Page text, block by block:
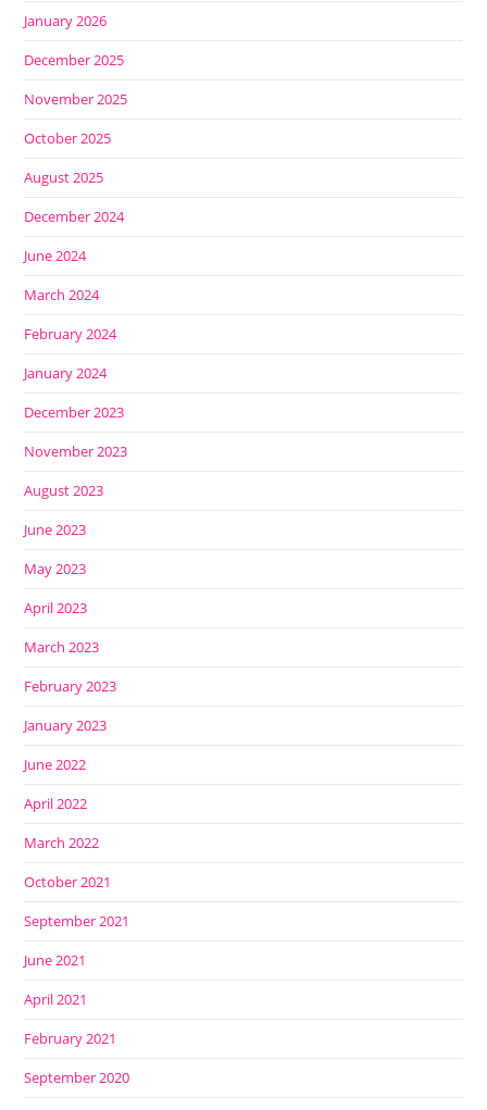
January 2026
December 2025
November 2025
October 2025
August 2025
December 2024
June 2024
March 2024
February 2024
January 2024
December 2023
November 2023
August 2023
June 2023
May 2023
April 2023
March 2023
February 2023
January 2023
June 2022
April 2022
March 2022
October 2021
September 2021
June 2021
April 2021
February 2021
September 2020